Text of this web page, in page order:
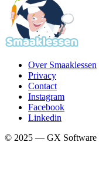
Over Smaaklessen
Privacy
Contact
Instagram
Facebook
Linkedin
© 2025 — GX